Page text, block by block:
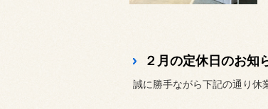
２月の定休日のお知
誠に勝手ながら下記の通り休